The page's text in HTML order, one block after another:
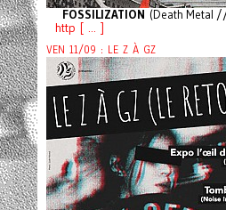
FOSSILIZATION (Death Metal
http [ ... ]
VEN 11/09 : LE Z À GZ